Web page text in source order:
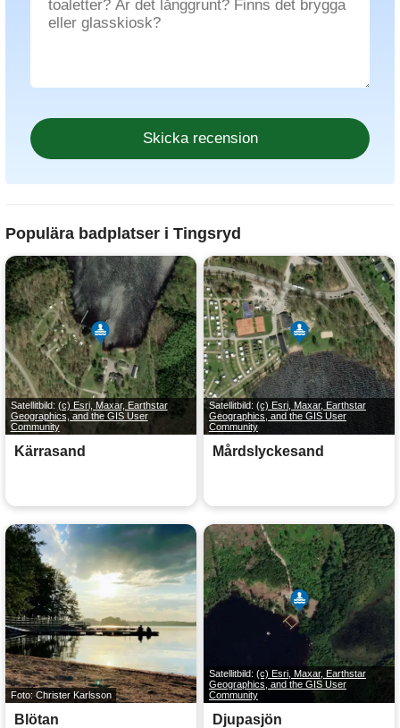
Populära badplatser i Tingsryd
Satellitbild: (c) Esri, Maxar, Earthstar
Geographics, and the GIS User
Community
Kärrasand
Satellitbild: (c) Esri, Maxar, Earthstar
Geographics, and the GIS User
Community
Mårdslyckesand
Foto: Christer Karlsson
Blötan
Satellitbild: (c) Esri, Maxar, Earthstar
Geographics, and the GIS User
Community
Djupasjön